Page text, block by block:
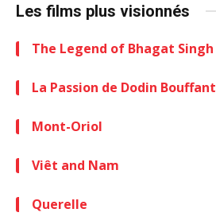
Les films plus visionnés
The Legend of Bhagat Singh
La Passion de Dodin Bouffant
Mont-Oriol
Viêt and Nam
Querelle